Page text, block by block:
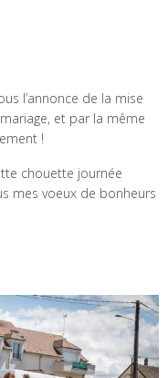
l’annonce de la mise
et par la même
!
chouette journée
mes voeux de bonheurs